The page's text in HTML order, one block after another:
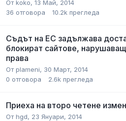
Отkoko, 13 Май, 2014
36 отговора 10.2k прегледа
Съдът на ЕС задължава
блокират сайтове,
права
Отplameni, 30 Март, 2014
0 отговора 2.6k прегледа
Приеха на второ четене
Отhgd, 23 Януари, 2014